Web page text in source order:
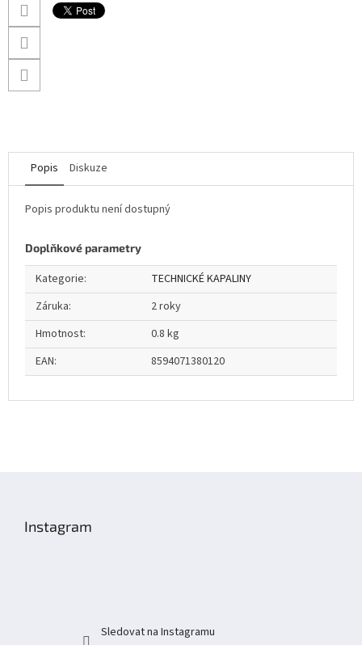
Popis Diskuze
Popis produktu není dostupný
Doplňkové parametry
Kategorie:
TECHNICKÉ KAPALINY
Záruka:
2 roky
Hmotnost:
0.8 kg
EAN: 8594071380120
Instagram
Sledovat na Instagramu